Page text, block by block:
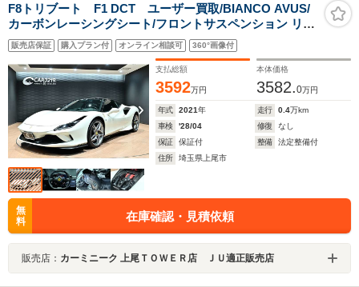
F8トリブート F1 DCT ユーザー買取/BIANCO AVUS/
カーボンレーシングシート/フロントサスペンション リフ
ター/カーボンファイバー ドライバーゾーン + LED/カー
ボンファイバー エンジンカバー/カーボンファイバー サイ
ドエアスプリッター
販売店保証 購入プラン付 オンライン相談可 360°画像付
支払総額
3592万円
本体価格
3582.0万円
年式 2021年 走行 0.4万km
車検
'28/04 修復
なし
保証
保証付 整備
法定整備付
住所
埼玉県上尾市
無
料
在庫確認・見積依頼
販売店： カーミニーク 上尾ＴＯＷＥＲ店 ＪＵ適正販売店